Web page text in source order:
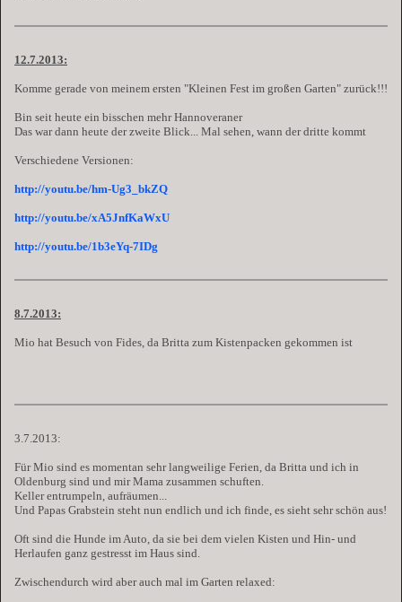
12.7.2013:
Komme gerade von meinem ersten "Kleinen Fest im großen Garten" zurück!!!
Bin seit heute ein bisschen mehr Hannoveraner
Das war dann heute der zweite Blick... Mal sehen, wann der dritte kommt
Verschiedene Versionen:
http://youtu.be/hm-Ug3_bkZQ
http://youtu.be/xA5JnfKaWxU
http://youtu.be/1b3eYq-7IDg
8.7.2013:
Mio hat Besuch von Fides, da Britta zum Kistenpacken gekommen ist
3.7.2013:
Für Mio sind es momentan sehr langweilige Ferien, da Britta und ich in
Oldenburg sind und mir Mama zusammen schuften.
Keller entrumpeln, aufräumen...
Und Papas Grabstein steht nun endlich und ich finde, es sieht sehr schön aus!
Oft sind die Hunde im Auto, da sie bei dem vielen Kisten und Hin- und
Herlaufen ganz gestresst im Haus sind.
Zwischendurch wird aber auch mal im Garten relaxed: